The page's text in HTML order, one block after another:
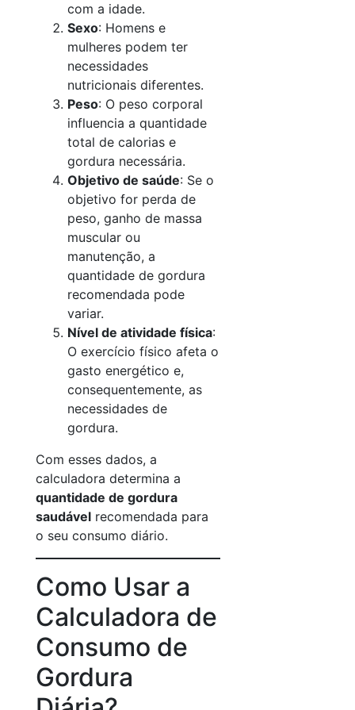
com a idade.
Sexo: Homens e
mulheres podem ter
necessidades
nutricionais diferentes.
Peso: O peso corporal
influencia a quantidade
total de calorias e
gordura necessária.
Objetivo de saúde: Se o
objetivo for perda de
peso, ganho de massa
muscular ou
manutenção, a
quantidade de gordura
recomendada pode
variar.
Nível de atividade física:
O exercício físico afeta o
gasto energético e,
consequentemente, as
necessidades de
gordura.
Com esses dados, a
calculadora determina a
quantidade de gordura
saudável recomendada para
o seu consumo diário.
Como Usar a
Calculadora de
Consumo de
Gordura